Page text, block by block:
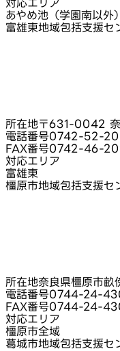
対応エリア
あやめ池（学園南以外
富雄東地域包括支援セ
所在地〒631-0042
電話番号0742-52-
FAX番号0742-46-
対応エリア
富雄東
橿原市地域包括支援セ
所在地奈良県橿原市畝
電話番号0744-24-
FAX番号0744-24-
対応エリア
橿原市全域
葛城市地域包括支援セ